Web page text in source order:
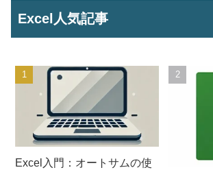
Excel人気記事
Excel入門：オートサムの使